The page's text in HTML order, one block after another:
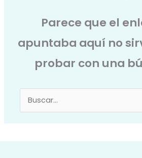
Parece que el
apuntaba aquí no
probar con una
Buscar
por: